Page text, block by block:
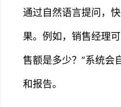
通过自然语言提问，
果。例如，销售经理
售额是多少？”系统会
和报告。